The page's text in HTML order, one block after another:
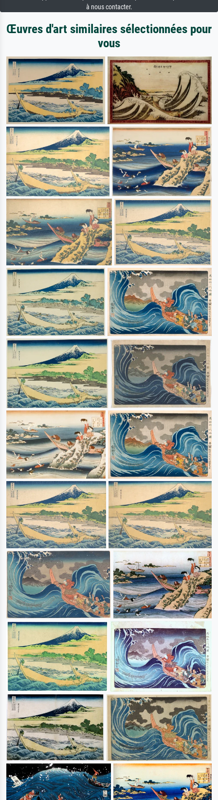
à nous contacter.
Œuvres d'art similaires sélectionnées pour
vous